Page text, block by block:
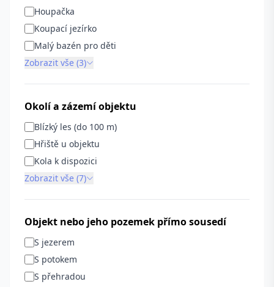
Houpačka
Koupací jezírko
Malý bazén pro děti
Zobrazit vše (3)
Okolí a zázemí objektu
Blízký les (do 100 m)
Hřiště u objektu
Kola k dispozici
Zobrazit vše (7)
Objekt nebo jeho pozemek přímo sousedí
S jezerem
S potokem
S přehradou